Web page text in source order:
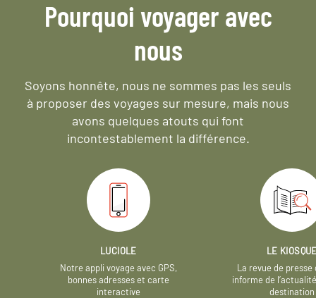
Pourquoi voyager avec
nous
Soyons honnête, nous ne sommes pas les seuls
à proposer des voyages sur mesure, mais nous
avons quelques atouts qui font
incontestablement la différence.
LUCIOLE
Notre appli voyage avec GPS,
bonnes adresses et carte
interactive
LE
La revue de presse
informe de
destination